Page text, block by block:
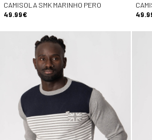
CAMISOLA SMK MARINHO PERO
49.99€